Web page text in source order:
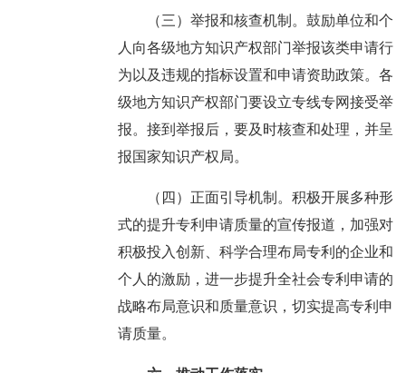
（三）举报和核查机制。鼓励单位和个
人向各级地方知识产权部门举报该类申请行
为以及违规的指标设置和申请资助政策。各
级地方知识产权部门要设立专线专网接受举
报。接到举报后，要及时核查和处理，并呈
报国家知识产权局。
（四）正面引导机制。积极开展多种形
式的提升专利申请质量的宣传报道，加强对
积极投入创新、科学合理布局专利的企业和
个人的激励，进一步提升全社会专利申请的
战略布局意识和质量意识，切实提高专利申
请质量。